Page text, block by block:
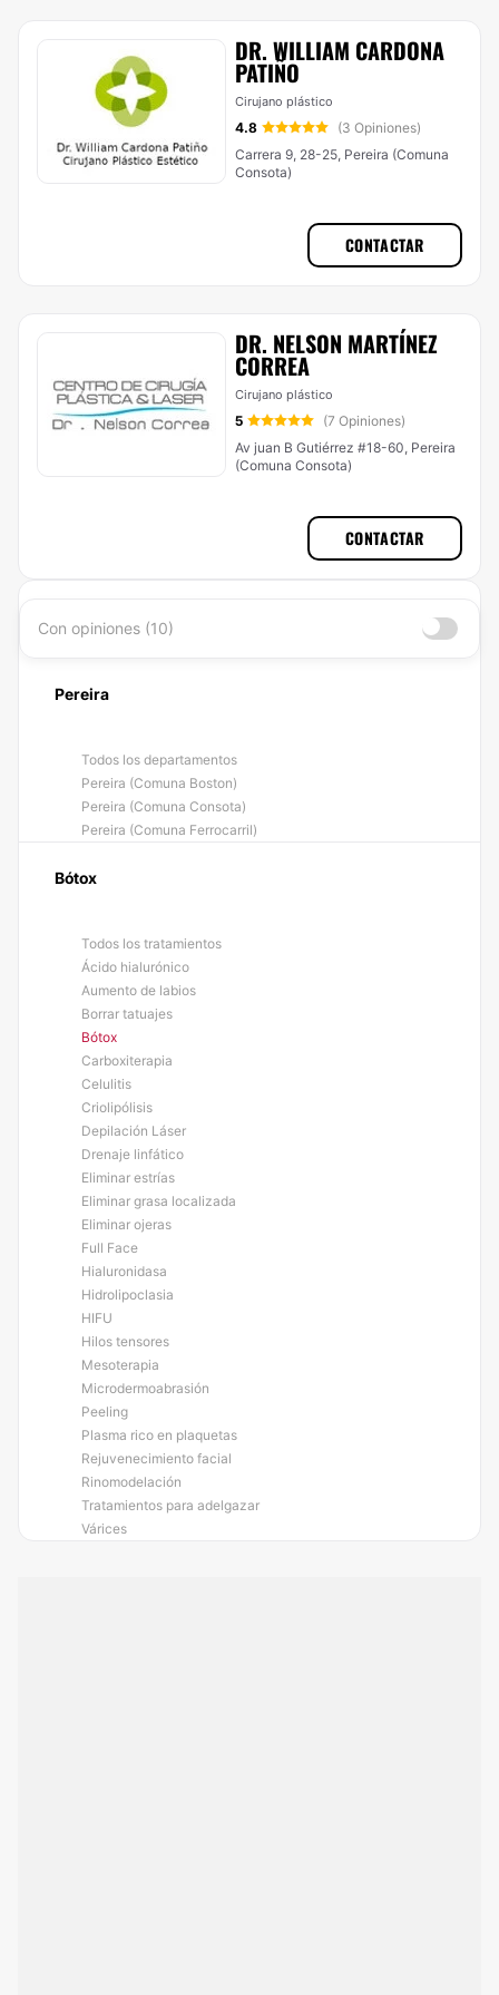
DR. WILLIAM CARDONA
PATIÑO
Cirujano plástico
4.8
(3 Opiniones)
Carrera 9, 28-25, Pereira (Comuna
Consota)
CONTACTAR
DR. NELSON MARTÍNEZ
CORREA
Cirujano plástico
5
(7 Opiniones)
Av juan B Gutiérrez #18-60, Pereira
(Comuna Consota)
CONTACTAR
Con opiniones (10)
Pereira
Todos los departamentos
Pereira (Comuna Boston)
Pereira (Comuna Consota)
Pereira (Comuna Ferrocarril)
Bótox
Todos los tratamientos
Ácido hialurónico
Aumento de labios
Borrar tatuajes
Bótox
Carboxiterapia
Celulitis
Criolipólisis
Depilación Láser
Drenaje linfático
Eliminar estrías
Eliminar grasa localizada
Eliminar ojeras
Full Face
Hialuronidasa
Hidrolipoclasia
HIFU
Hilos tensores
Mesoterapia
Microdermoabrasión
Peeling
Plasma rico en plaquetas
Rejuvenecimiento facial
Rinomodelación
Tratamientos para adelgazar
Várices